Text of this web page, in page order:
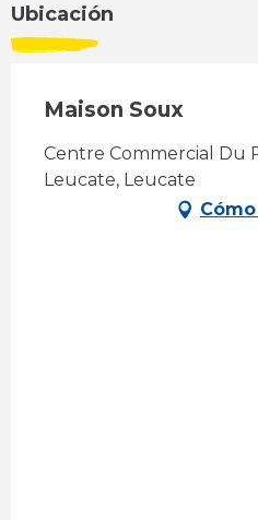
Ubicación
Maison Soux
Centre Commercial Du
Leucate, Leucate